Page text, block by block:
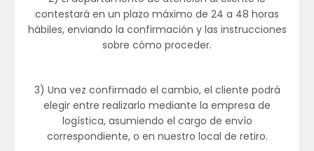
contestará en un plazo máximo de 24 a 48 horas
hábiles, enviando la confirmación y las instrucciones
sobre cómo proceder.
3) Una vez confirmado el cambio, el cliente podrá
elegir entre realizarlo mediante la empresa de
logística, asumiendo el cargo de envío
correspondiente, o en nuestro local de retiro.